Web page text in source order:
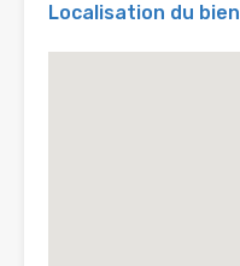
Localisation du bien